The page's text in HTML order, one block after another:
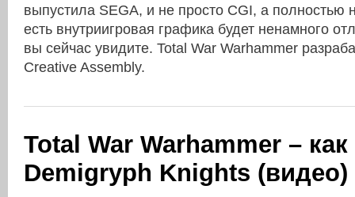
выпустила SEGA, и не просто CGI, а полностью
есть внутриигровая графика будет ненамного
вы сейчас увидите. Total War Warhammer
Creative Assembly.
Total War Warhammer –
Demigryph Knights (видео)